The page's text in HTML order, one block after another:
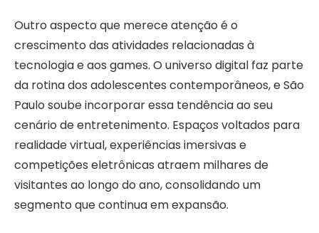
Outro aspecto que merece atenção é o
crescimento das atividades relacionadas à
tecnologia e aos games. O universo digital faz parte
da rotina dos adolescentes contemporâneos, e São
Paulo soube incorporar essa tendência ao seu
cenário de entretenimento. Espaços voltados para
realidade virtual, experiências imersivas e
competições eletrônicas atraem milhares de
visitantes ao longo do ano, consolidando um
segmento que continua em expansão.